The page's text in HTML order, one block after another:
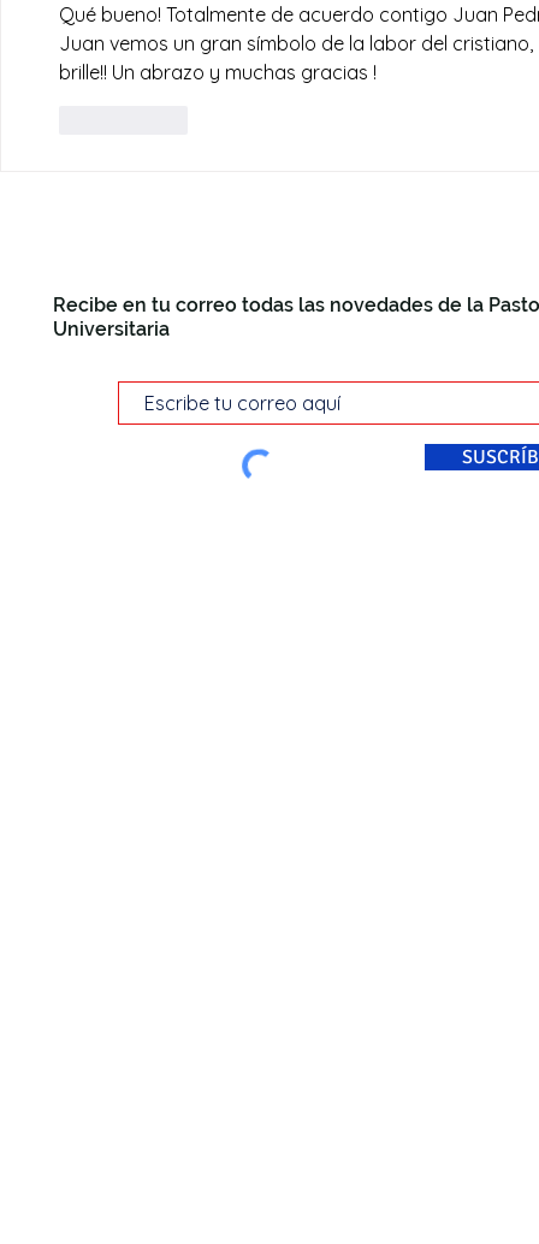
Qué bueno! Totalmente de acuerdo contigo Juan
Juan vemos un gran símbolo de la labor del
brille!! Un abrazo y muchas gracias !
Recibe en tu correo todas las novedades de la
Universitaria